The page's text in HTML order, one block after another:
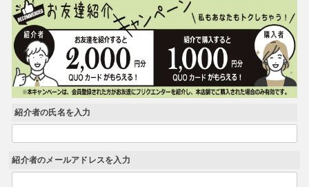
紹介者の氏名を入力
紹介者のメールアドレスを入力